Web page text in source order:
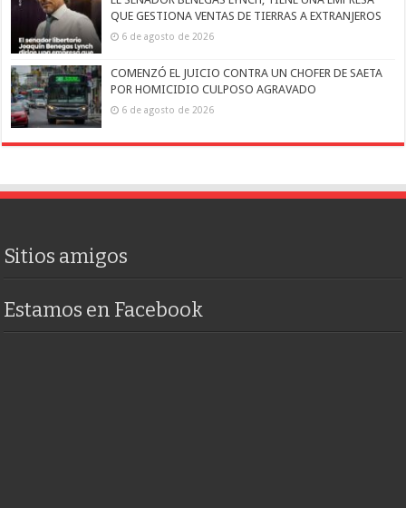
QUE GESTIONA VENTAS DE TIERRAS A EXTRANJEROS
6 de agosto de 2026
COMENZÓ EL JUICIO CONTRA UN CHOFER DE SAETA
POR HOMICIDIO CULPOSO AGRAVADO
6 de agosto de 2026
Sitios amigos